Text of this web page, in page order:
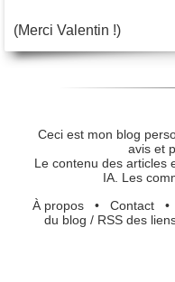
(Merci Valentin !)
Ceci est mon blog
avis et
Le contenu des articles
IA. Les
À propos• Contact•
du blog / RSS des